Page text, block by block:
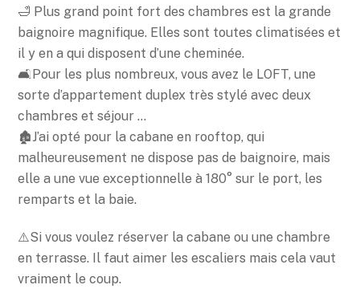
🛁 Plus grand point fort des chambres est la grande
baignoire magnifique. Elles sont toutes climatisées et
il y en a qui disposent d’une cheminée.
🛋Pour les plus nombreux, vous avez le LOFT, une
sorte d’appartement duplex très stylé avec deux
chambres et séjour …
🏚J’ai opté pour la cabane en rooftop, qui
malheureusement ne dispose pas de baignoire, mais
elle a une vue exceptionnelle à 180° sur le port, les
remparts et la baie.
⚠️Si vous voulez réserver la cabane ou une chambre
en terrasse. Il faut aimer les escaliers mais cela vaut
vraiment le coup.